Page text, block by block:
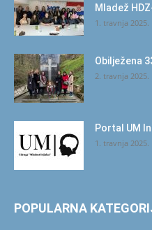
Mladež
1. travnja 2025.
Obilježena
2. travnja 2025.
Portal UM
1. travnja 2025.
POPULARNA